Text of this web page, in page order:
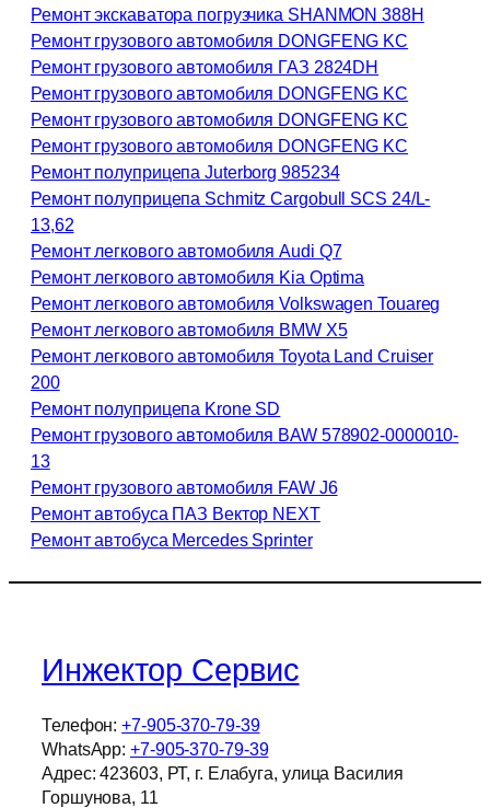
Ремонт экскаватора погрузчика SHANMON 388H
Ремонт грузового автомобиля DONGFENG KC
Ремонт грузового автомобиля ГАЗ 2824DH
Ремонт грузового автомобиля DONGFENG KC
Ремонт грузового автомобиля DONGFENG KC
Ремонт грузового автомобиля DONGFENG KC
Ремонт полуприцепа Juterborg 985234
Ремонт полуприцепа Schmitz Cargobull SCS 24/L-
13,62
Ремонт легкового автомобиля Audi Q7
Ремонт легкового автомобиля Kia Optima
Ремонт легкового автомобиля Volkswagen Touareg
Ремонт легкового автомобиля BMW X5
Ремонт легкового автомобиля Toyota Land Cruiser
200
Ремонт полуприцепа Krone SD
Ремонт грузового автомобиля BAW 578902-0000010-
13
Ремонт грузового автомобиля FAW J6
Ремонт автобуса ПАЗ Вектор NEXT
Ремонт автобуса Mercedes Sprinter
Инжектор Сервис
Телефон:+7-905-370-79-39
WhatsApp:+7-905-370-79-39
Адрес: 423603, РТ, г. Елабуга, улица Василия
Горшунова, 11